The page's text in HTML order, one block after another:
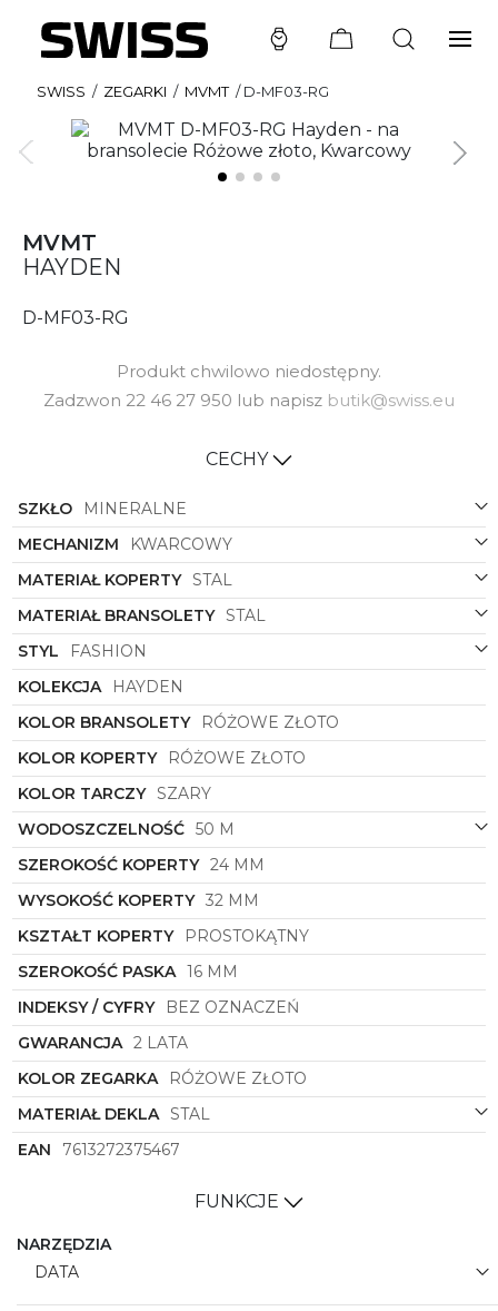
SWISS / ZEGARKI / MVMT /D-MF03-RG
MVMT
HAYDEN
D-MF03-RG
Produkt chwilowo niedostępny.
Zadzwon 22 46 27 950 lub napisz butik@swiss.eu
CECHY
SZKŁO
MINERALNE
MECHANIZM
KWARCOWY
MATERIAŁ KOPERTY STAL
MATERIAŁ BRANSOLETY STAL
STYL
FASHION
KOLEKCJA
HAYDEN
KOLOR BRANSOLETY
RÓŻOWE ZŁOTO
KOLOR KOPERTY
RÓŻOWE ZŁOTO
KOLOR TARCZY SZARY
WODOSZCZELNOŚĆ 50 M
SZEROKOŚĆ KOPERTY 24 MM
WYSOKOŚĆ KOPERTY 32 MM
KSZTAŁT KOPERTY
PROSTOKĄTNY
SZEROKOŚĆ PASKA 16 MM
INDEKSY / CYFRY
BEZ OZNACZEŃ
GWARANCJA 2 LATA
KOLOR ZEGARKA
RÓŻOWE ZŁOTO
MATERIAŁ DEKLA STAL
EAN
7613272375467
FUNKCJE
NARZĘDZIA
DATA